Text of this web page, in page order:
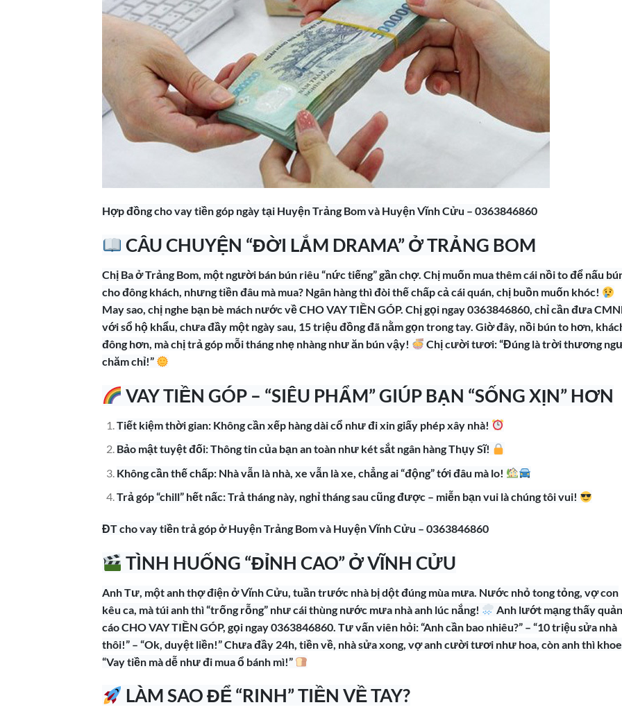
Hợp đồng cho vay tiền góp ngày tại Huyện Trảng Bom và Huyện Vĩnh Cửu – 0363846860
CÂU CHUYỆN “ĐỜI LẮM DRAMA” Ở TRẢNG BOM
Chị Ba ở Trảng Bom, một người bán bún riêu “nức tiếng” gần chợ. Chị muốn mua thêm cái nồi to để nấu
cho đông khách, nhưng tiền đâu mà mua? Ngân hàng thì đòi thế chấp cả cái quán, chị buồn muốn khóc!
May sao, chị nghe bạn bè mách nước về CHO VAY TIỀN GÓP. Chị gọi ngay 0363846860, chỉ cần đưa
với sổ hộ khẩu, chưa đầy một ngày sau, 15 triệu đồng đã nằm gọn trong tay. Giờ đây, nồi bún to hơn,
đông hơn, mà chị trả góp mỗi tháng nhẹ nhàng như ăn bún vậy!
Chị cười tươi: “Đúng là trời thương
chăm chỉ!”
VAY TIỀN GÓP – “SIÊU PHẨM” GIÚP BẠN “SỐNG XỊN” HƠN
Tiết kiệm thời gian: Không cần xếp hàng dài cổ như đi xin giấy phép xây nhà!
Bảo mật tuyệt đối: Thông tin của bạn an toàn như két sắt ngân hàng Thụy Sĩ!
Không cần thế chấp: Nhà vẫn là nhà, xe vẫn là xe, chẳng ai “động” tới đâu mà lo!
Trả góp “chill” hết nấc: Trả tháng này, nghỉ tháng sau cũng được – miễn bạn vui là chúng tôi vui!
ĐT cho vay tiền trả góp ở Huyện Trảng Bom và Huyện Vĩnh Cửu – 0363846860
TÌNH HUỐNG “ĐỈNH CAO” Ở VĨNH CỬU
Anh Tư, một anh thợ điện ở Vĩnh Cửu, tuần trước nhà bị dột đúng mùa mưa. Nước nhỏ tong tỏng, vợ con
kêu ca, mà túi anh thì “trống rỗng” như cái thùng nước mưa nhà anh lúc nắng!
Anh lướt mạng thấy
cáo CHO VAY TIỀN GÓP, gọi ngay 0363846860. Tư vấn viên hỏi: “Anh cần bao nhiêu?” – “10 triệu sửa nhà
thôi!” – “Ok, duyệt liền!” Chưa đầy 24h, tiền về, nhà sửa xong, vợ anh cười tươi như hoa, còn anh thì
“Vay tiền mà dễ như đi mua ổ bánh mì!”
LÀM SAO ĐỂ “RINH” TIỀN VỀ TAY?